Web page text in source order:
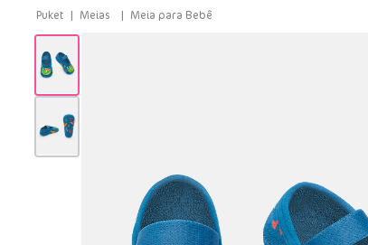
Meias Meia para Bebê